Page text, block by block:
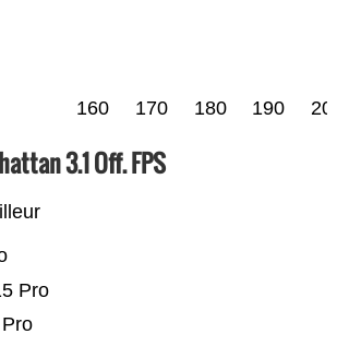
160 170 180 190
3.1 Off. FPS
Pro